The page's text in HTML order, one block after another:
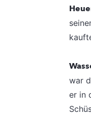
war
er in